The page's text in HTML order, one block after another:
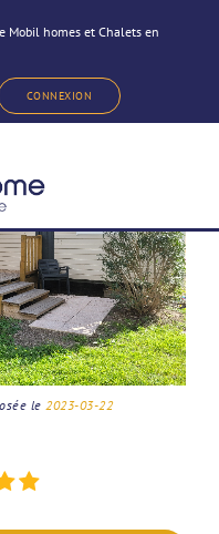
Mobil homes et Chalets en
CONNEXION
le 2023-03-22